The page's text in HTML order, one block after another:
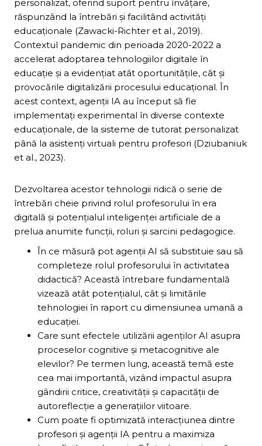
personalizat, oferind suport pentru învățare,
răspunzând la întrebări și facilitând activități
educaționale (Zawacki-Richter et al., 2019).
Contextul pandemic din perioada 2020-2022 a
accelerat adoptarea tehnologiilor digitale în
educație și a evidențiat atât oportunitățile, cât și
provocările digitalizării procesului educațional. În
acest context, agenții IA au început să fie
implementați experimental în diverse contexte
educaționale, de la sisteme de tutorat personalizat
până la asistenți virtuali pentru profesori (Dziubaniuk
et al., 2023).
Dezvoltarea acestor tehnologii ridică o serie de
întrebări cheie privind rolul profesorului în era
digitală și potențialul inteligenței artificiale de a
prelua anumite funcții, roluri și sarcini pedagogice.
În ce măsură pot agenții AI să substituie sau să
completeze rolul profesorului în activitatea
didactică? Această întrebare fundamentală
vizează atât potențialul, cât și limitările
tehnologiei în raport cu dimensiunea umană a
educației.
Care sunt efectele utilizării agenților AI asupra
proceselor cognitive și metacognitive ale
elevilor? Pe termen lung, această temă este
cea mai importantă, vizând impactul asupra
gândirii critice, creativității și capacității de
autoreflecție a generațiilor viitoare.
Cum poate fi optimizată interacțiunea dintre
profesori și agenții IA pentru a maximiza